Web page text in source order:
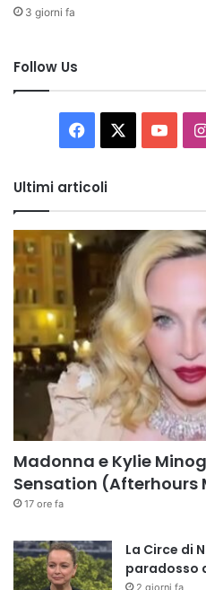
3 giorni fa
Follow Us
Facebook You
Ultimi articoli
Madonna e Kylie
Sensation (Afterhours
17 ore fa
La Circe di
paradosso